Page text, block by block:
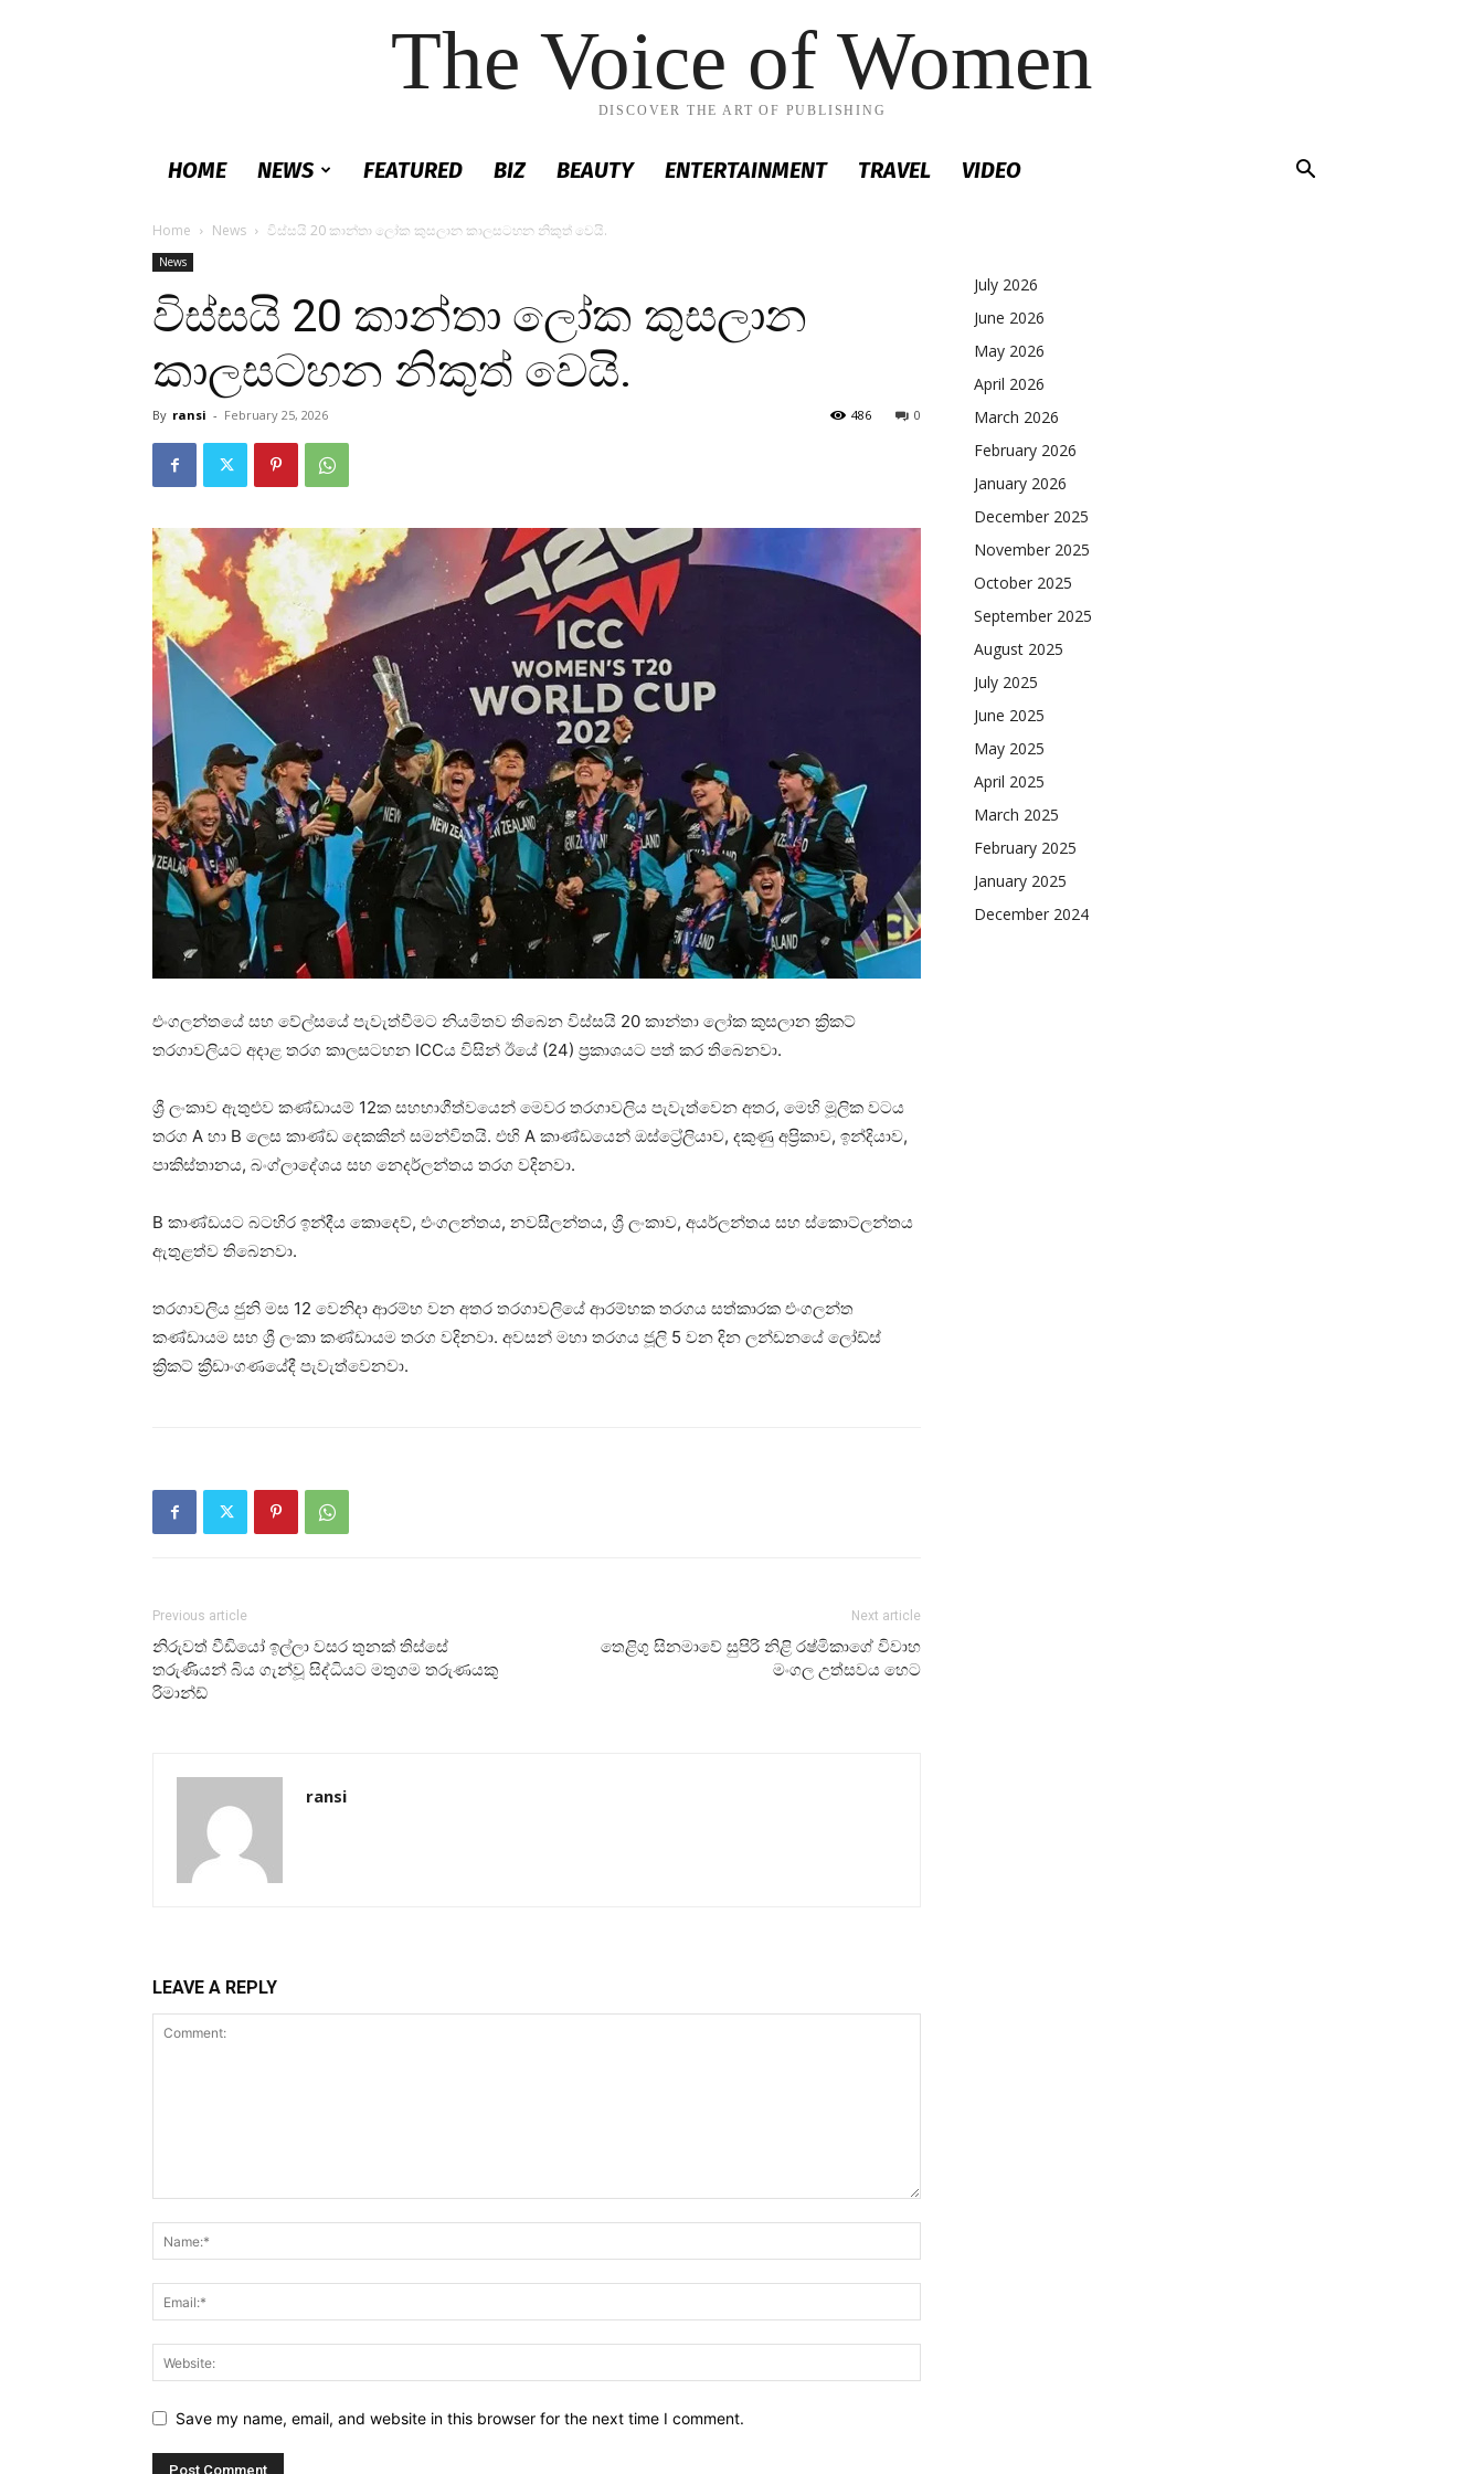
The Voice of Women
DISCOVER THE ART OF PUBLISHING
HOME NEWS FEATURED BIZ BEAUTY ENTERTAINMENT TRAVEL VIDEO
Home News විස්සයි 20 කාන්තා ලෝක කුසලාන කාලසටහන නිකුත් වෙයි.
News
විස්සයි 20 කාන්තා ලෝක කුසලාන
කාලසටහන නිකුත් වෙයි.
By ransi - February 25, 2026 0
486
එංගලන්තයේ සහ වේල්සයේ පැවැත්වීමට නියමිතව තිබෙන විස්සයි 20 කාන්තා ලෝක කුසලාන ක්‍රිකට්
තරගාවලියට අදාළ තරග කාලසටහන ICCය විසින් ඊයේ (24) ප්‍රකාශයට පත් කර තිබෙනවා.
ශ්‍රී ලංකාව ඇතුළුව කණ්ඩායම් 12ක සහභාගීත්වයෙන් මෙවර තරගාවලිය පැවැත්වෙන අතර, මෙහි මූලික වටය
තරග A හා B ලෙස කාණ්ඩ දෙකකින් සමන්විතයි. එහි A කාණ්ඩයෙන් ඔස්ට්‍රේලියාව, දකුණු අප්‍රිකාව, ඉන්දියාව,
පාකිස්තානය, බංග්ලාදේශය සහ නෙදර්ලන්තය තරග වදිනවා.
B කාණ්ඩයට බටහිර ඉන්දීය කොදෙව්, එංගලන්තය, නවසීලන්තය, ශ්‍රී ලංකාව, අයර්ලන්තය සහ ස්කොට්ලන්තය
ඇතුළත්ව තිබෙනවා.
තරගාවලිය ජුනි මස 12 වෙනිදා ආරම්භ වන අතර තරගාවලියේ ආරම්භක තරගය සත්කාරක එංගලන්ත
කණ්ඩායම සහ ශ්‍රී ලංකා කණ්ඩායම තරග වදිනවා. අවසන් මහා තරගය ජූලි 5 වන දින ලන්ඩනයේ ලෝඩ්ස්
ක්‍රිකට් ක්‍රීඩාංගණයේදී පැවැත්වෙනවා.
Previous article
නිරුවත් වීඩියෝ ඉල්ලා වසර තුනක් තිස්සේ
තරුණියන් බිය ගැන්වූ සිද්ධියට මතුගම තරුණයකු
රිමාන්ඩ්
Next article
තෙළිගු සිනමාවේ සුපිරි නිළි රෂ්මිකාගේ විවාහ
මංගල උත්සවය හෙට
ransi
LEAVE A REPLY
Save my name, email, and website in this browser for the next time I comment.
July 2026
June 2026
May 2026
April 2026
March 2026
February 2026
January 2026
December 2025
November 2025
October 2025
September 2025
August 2025
July 2025
June 2025
May 2025
April 2025
March 2025
February 2025
January 2025
December 2024